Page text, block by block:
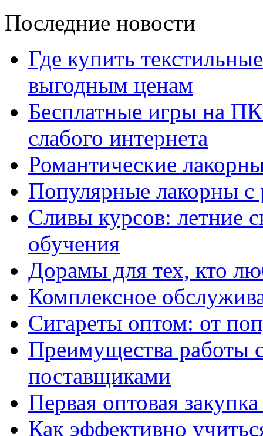
Последние новости
Где купить
выгодным ценам
Бесплатные игры на
слабого интернета
Романтические
Популярные лакорны с
Сливы курсов: летние
обучения
Дорамы для тех, кто
Комплексное
Сигареты оптом: от
Преимущества работы
поставщиками
Первая оптовая
Как эффективно